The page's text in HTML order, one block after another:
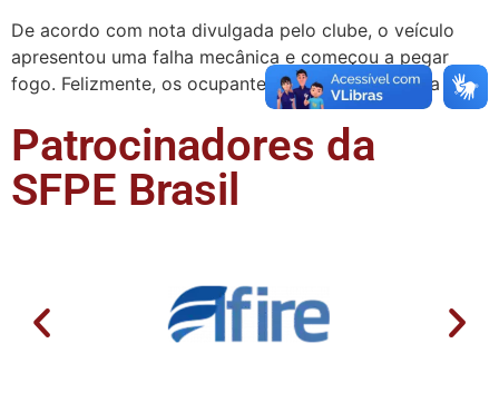
De acordo com nota divulgada pelo clube, o veículo
apresentou uma falha mecânica e começou a pegar
fogo. Felizmente, os ocupantes conseguiram sair a …
Patrocinadores da
SFPE Brasil